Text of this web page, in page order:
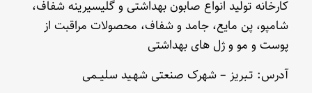
کارخانه تولید انواع صابون بهداشتی و گلیسیرینه شفاف،
شامپو، پن مایع، جامد و شفاف، محصولات مراقبت از
پوست و مو و ژل های بهداشتی
آدرس: تـبریز – شهرک صنعتی شهـید سلیــمی